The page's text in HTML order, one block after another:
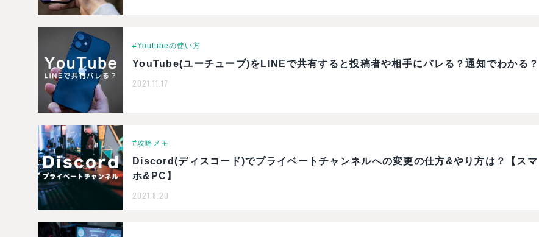
#Youtubeの使い方
YouTube(ユーチューブ)をLINEで共有すると投稿者や相手にバレる？通知でわかる？
2021.11.17
#攻略メモ
Discord(ディスコード)でプライベートチャンネルへの変更の仕方&やり方は？【スマ
ホ&PC】
2021.8.20